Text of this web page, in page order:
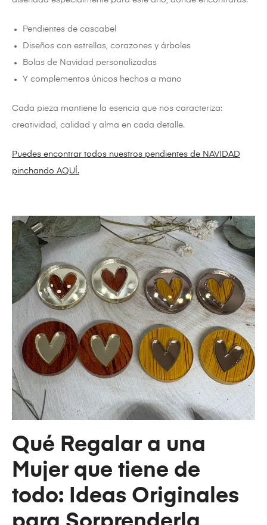
Pendientes de cascabel
Diseños con estrellas, corazones y árboles
Bolas de Navidad personalizadas
Y complementos únicos hechos a mano
Cada pieza mantiene la esencia que nos caracteriza:
creatividad, calidad y alma en cada detalle.
Puedes encontrar todos nuestros pendientes de NAVIDAD
pinchando AQUÍ.
Qué Regalar a una
Mujer que tiene de
todo: Ideas Originales